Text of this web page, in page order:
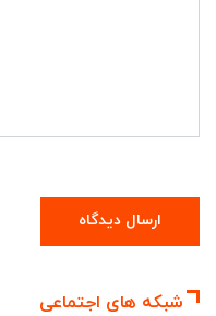
شبکه های اجتماعی